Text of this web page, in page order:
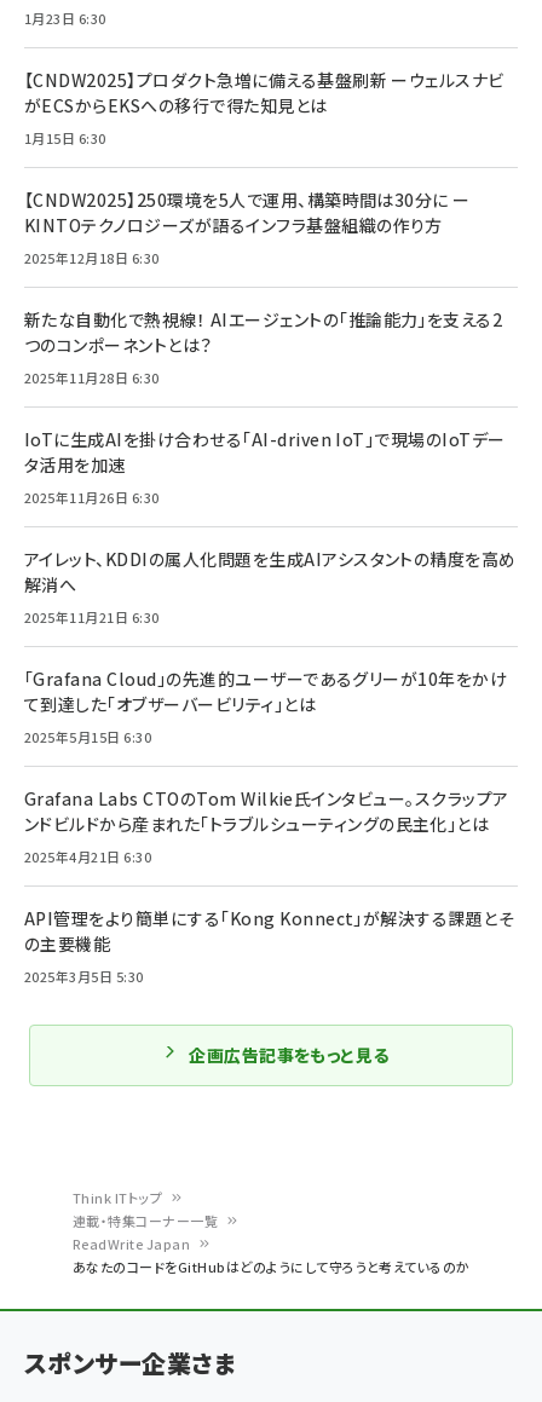
く
ず
Think ITトップ
連載・特集コーナー一覧
ReadWrite Japan
あなたのコードをGitHubはどのようにして守ろうと考えているのか
1月23日 6:30
【CNDW2025】プロダクト急増に備える基盤刷新 ーウェルスナビ
がECSからEKSへの移行で得た知見とは
1月15日 6:30
【CNDW2025】250環境を5人で運用、構築時間は30分に ー
KINTOテクノロジーズが語るインフラ基盤組織の作り方
2025年12月18日 6:30
新たな自動化で熱視線！ AIエージェントの「推論能力」を支える2
つのコンポーネントとは？
2025年11月28日 6:30
IoTに生成AIを掛け合わせる「AI-driven IoT」で現場のIoTデー
タ活用を加速
2025年11月26日 6:30
アイレット、KDDIの属人化問題を生成AIアシスタントの精度を高め
解消へ
2025年11月21日 6:30
「Grafana Cloud」の先進的ユーザーであるグリーが10年をかけ
て到達した「オブザーバービリティ」とは
2025年5月15日 6:30
Grafana Labs CTOのTom Wilkie氏インタビュー。スクラップア
ンドビルドから産まれた「トラブルシューティングの民主化」とは
2025年4月21日 6:30
API管理をより簡単にする「Kong Konnect」が解決する課題とそ
の主要機能
2025年3月5日 5:30
企画広告記事をもっと見る
スポンサー企業さま